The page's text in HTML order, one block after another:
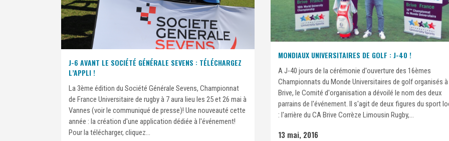
J-6 AVANT LE SOCIÉTÉ GÉNÉRALE SEVENS : TÉLÉCHARGEZ
L’APPLI !
La 3ème édition du Société Générale Sevens, Championnat
de France Universitaire de rugby à 7 aura lieu les 25 et 26 mai à
Vannes (voir le communiqué de presse)! Une nouveauté cette
année : la création d'une application dédiée à l'événement!
Pour la télécharger, cliquez...
MONDIAUX UNIVERSITAIRES DE GOLF : J-40 !
A J-40 jours de la cérémonie d'ouverture des 16èmes
Championnats du Monde Universitaires de golf organisés à
Brive, le Comité d'organisation a dévoilé le nom des deux
parrains de l'événement. Il s'agit de deux figures du sport
: l'arrière du CA Brive Corrèze Limousin Rugby,...
13 mai, 2016